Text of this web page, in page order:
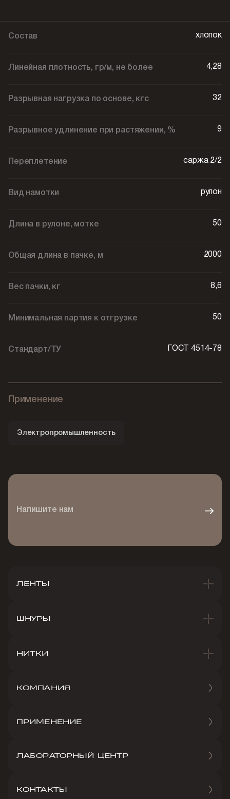
Состав хлопок
Линейная плотность, гр/м, не более 4,28
Разрывная нагрузка по основе, кгс 32
Разрывное удлинение при растяжении, % 9
Переплетение саржа 2/2
Вид намотки рулон
Длина в рулоне, мотке 50
Общая длина в пачке, м 2000
Вес пачки, кг 8,6
Минимальная партия к отгрузке 50
Стандарт/ТУ ГОСТ 4514-78
Применение
Электропромышленность
Напишите нам
КОМПАНИЯ
ПРИМЕНЕНИЕ
ЛАБОРАТОРНЫЙ ЦЕНТР
КОНТАКТЫ
ЛЕНТЫ
ШНУРЫ
НИТКИ